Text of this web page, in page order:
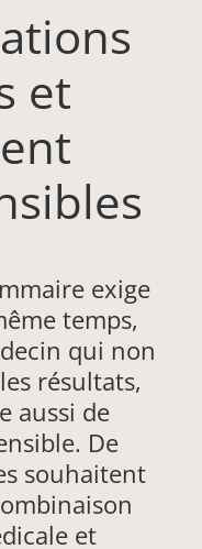
et
exige
temps,
qui non
résultats,
aussi de
De
souhaitent
et